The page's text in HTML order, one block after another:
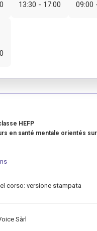
13:30 - 17:00
09:00
HEFP
en santé mentale orientés
corso: versione stampata
Sàrl